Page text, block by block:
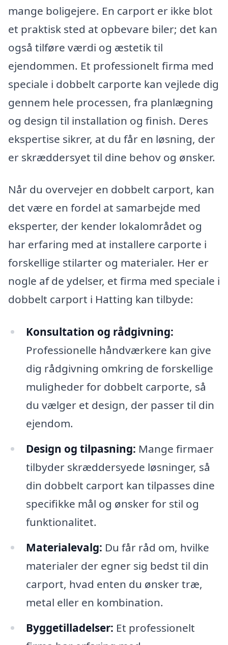
mange boligejere. En carport er ikke blot
et praktisk sted at opbevare biler; det kan
også tilføre værdi og æstetik til
ejendommen. Et professionelt firma med
speciale i dobbelt carporte kan vejlede dig
gennem hele processen, fra planlægning
og design til installation og finish. Deres
ekspertise sikrer, at du får en løsning, der
er skræddersyet til dine behov og ønsker.
Når du overvejer en dobbelt carport, kan
det være en fordel at samarbejde med
eksperter, der kender lokalområdet og
har erfaring med at installere carporte i
forskellige stilarter og materialer. Her er
nogle af de ydelser, et firma med speciale i
dobbelt carport i Hatting kan tilbyde:
Konsultation og rådgivning:
Professionelle håndværkere kan give
dig rådgivning omkring de forskellige
muligheder for dobbelt carporte, så
du vælger et design, der passer til din
ejendom.
Design og tilpasning: Mange firmaer
tilbyder skræddersyede løsninger, så
din dobbelt carport kan tilpasses dine
specifikke mål og ønsker for stil og
funktionalitet.
Materialevalg: Du får råd om, hvilke
materialer der egner sig bedst til din
carport, hvad enten du ønsker træ,
metal eller en kombination.
Byggetilladelser: Et professionelt